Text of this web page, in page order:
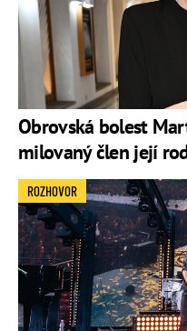
Obrovská bolest
milovaný člen její
ROZHOVOR